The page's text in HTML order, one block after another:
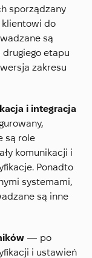
sporządzany
klientowi do
są
drugiego etapu
zakresu
i integracja
są role
komunikacji i
Ponadto
systemami,
są inne
— po
i ustawień